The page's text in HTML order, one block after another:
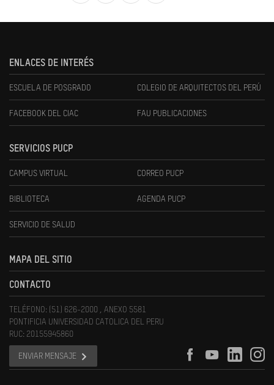
ENLACES DE INTERÉS
ESCUELA DE POSGRADO COLEGIO DE ARQUITECTOS DEL PERÚ
FACEBOOK DEL CIAC FAU PUBLICACIONES
SERVICIOS PUCP
CAMPUS VIRTUAL CORREO PUCP
BIBLIOTECA AGENDA PUCP
SERVICIO DE SALUD
MAPA DEL SITIO
CONTACTO
TELÉFONO: (51) 626-2000 , ANEXO 5581
PONTIFICIA UNIVERSIDAD CATOLICA DEL PERU
RUC: 20155945860
ENVIAR MENSAJE